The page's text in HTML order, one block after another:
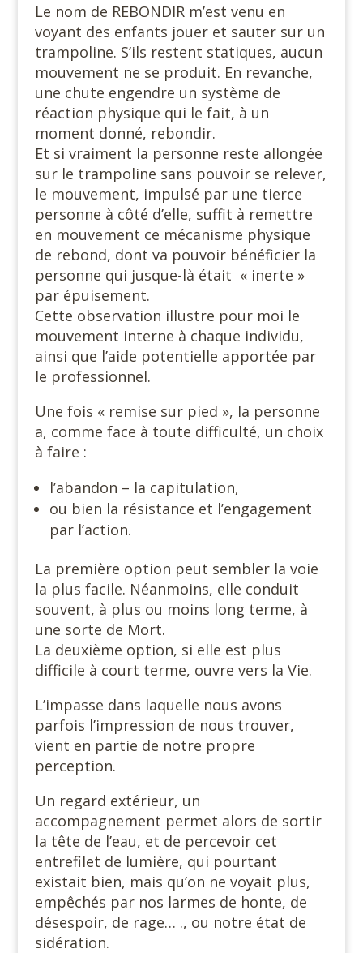
Le nom de REBONDIR m’est venu en
voyant des enfants jouer et sauter sur un
trampoline. S’ils restent statiques, aucun
mouvement ne se produit. En revanche,
une chute engendre un système de
réaction physique qui le fait, à un
moment donné, rebondir.
Et si vraiment la personne reste allongée
sur le trampoline sans pouvoir se relever,
le mouvement, impulsé par une tierce
personne à côté d’elle, suffit à remettre
en mouvement ce mécanisme physique
de rebond, dont va pouvoir bénéficier la
personne qui jusque-là était « inerte »
par épuisement.
Cette observation illustre pour moi le
mouvement interne à chaque individu,
ainsi que l’aide potentielle apportée par
le professionnel.
Une fois « remise sur pied », la personne
a, comme face à toute difficulté, un choix
à faire :
l’abandon – la capitulation,
ou bien la résistance et l’engagement
par l’action.
La première option peut sembler la voie
la plus facile. Néanmoins, elle conduit
souvent, à plus ou moins long terme, à
une sorte de Mort.
La deuxième option, si elle est plus
difficile à court terme, ouvre vers la Vie.
L’impasse dans laquelle nous avons
parfois l’impression de nous trouver,
vient en partie de notre propre
perception.
Un regard extérieur, un
accompagnement permet alors de sortir
la tête de l’eau, et de percevoir cet
entrefilet de lumière, qui pourtant
existait bien, mais qu’on ne voyait plus,
empêchés par nos larmes de honte, de
désespoir, de rage… ., ou notre état de
sidération.